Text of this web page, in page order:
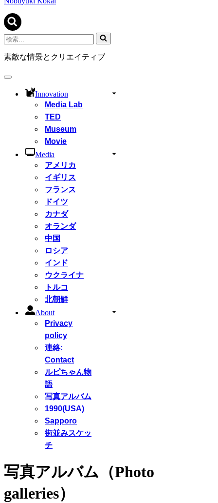
シ
ョ
ン
メ
ニ
ュ
検
索...
素敵な情景とクリエイティブ
ナ
Innovation
Media Lab
TED
Museum
Movie
Media
アメリカ
イギリス
フランス
ドイツ
カナダ
オランダ
中国
ロシア
インド
ウクライナ
トルコ
北朝鮮
About
Privacy
policy
連絡:
Contact
ルピちゃん物
語
写真アルバム
1990(USA)
Sapporo
街並みスケッ
チ
写真アルバム（Photo
galleries）